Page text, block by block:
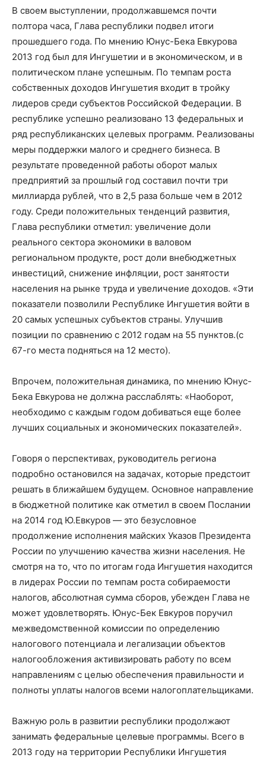
В своем выступлении, продолжавшемся почти
полтора часа, Глава республики подвел итоги
прошедшего года. По мнению Юнус-Бека Евкурова
2013 год был для Ингушетии и в экономическом, и в
политическом плане успешным. По темпам роста
собственных доходов Ингушетия входит в тройку
лидеров среди субъектов Российской Федерации. В
республике успешно реализовано 13 федеральных и
ряд республиканских целевых программ. Реализованы
меры поддержки малого и среднего бизнеса. В
результате проведенной работы оборот малых
предприятий за прошлый год составил почти три
миллиарда рублей, что в 2,5 раза больше чем в 2012
году. Среди положительных тенденций развития,
Глава республики отметил: увеличение доли
реального сектора экономики в валовом
региональном продукте, рост доли внебюджетных
инвестиций, снижение инфляции, рост занятости
населения на рынке труда и увеличение доходов. «Эти
показатели позволили Республике Ингушетия войти в
20 самых успешных субъектов страны. Улучшив
позиции по сравнению с 2012 годам на 55 пунктов.(с
67-го места подняться на 12 место).
Впрочем, положительная динамика, по мнению Юнус-
Бека Евкурова не должна расслаблять: «Наоборот,
необходимо с каждым годом добиваться еще более
лучших социальных и экономических показателей».
Говоря о перспективах, руководитель региона
подробно остановился на задачах, которые предстоит
решать в ближайшем будущем. Основное направление
в бюджетной политике как отметил в своем Послании
на 2014 год Ю.Евкуров — это безусловное
продолжение исполнения майских Указов Президента
России по улучшению качества жизни населения. Не
смотря на то, что по итогам года Ингушетия находится
в лидерах России по темпам роста собираемости
налогов, абсолютная сумма сборов, убежден Глава не
может удовлетворять. Юнус-Бек Евкуров поручил
межведомственной комиссии по определению
налогового потенциала и легализации объектов
налогообложения активизировать работу по всем
направлениям с целью обеспечения правильности и
полноты уплаты налогов всеми налогоплательщиками.
Важную роль в развитии республики продолжают
занимать федеральные целевые программы. Всего в
2013 году на территории Республики Ингушетия